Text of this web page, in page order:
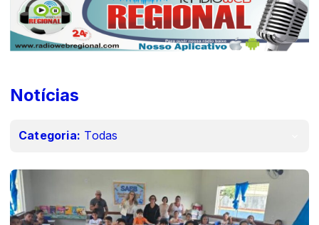
Notícias
Categoria: Todas